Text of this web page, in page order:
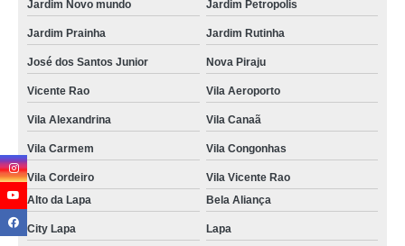
Jardim Novo mundo Jardim Petropolis
Jardim Prainha Jardim Rutinha
José dos Santos Junior Nova Piraju
Vicente Rao Vila Aeroporto
Vila Alexandrina Vila Canaã
Vila Carmem Vila Congonhas
Vila Cordeiro
Vila Vicente Rao
Alto da Lapa
Bela Aliança
City Lapa Lapa